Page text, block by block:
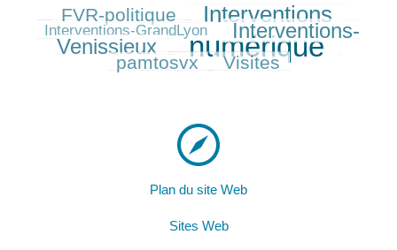
255/625FVR-politique
442/625 Interventions
Interventions-GrandLyon
375/625 Interventions-
Venissieux
625/625 numérique
240/625
pamtosvx Visites
Plan du site Web
Sites Web